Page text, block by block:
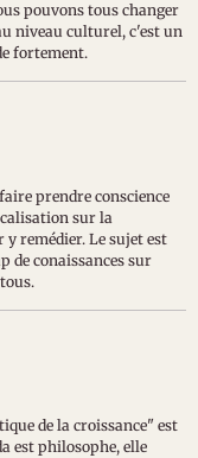
pouvons tous changer
niveau culturel, c'est un
fortement.
prendre conscience
sur la
remédier. Le sujet est
de conaissances sur
de la croissance" est
est philosophe, elle